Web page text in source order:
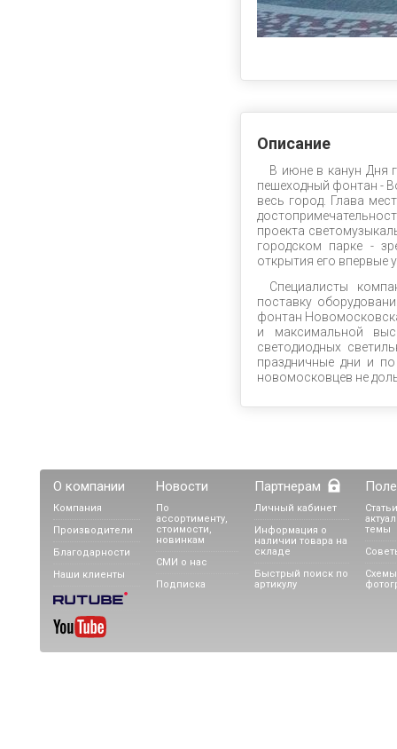
Описание
В июне в канун Дня
пешеходный фонтан -
весь город. Глава
проекта
городском парке -
открытия его впервые
Специалисты
поставку
фонтан
и максимальной
светодиодных
праздничные дни и
новомосковцев не
О компании
Компания
Производители
Благодарности
Наши клиенты
Новости
По
ассортименту,
стоимости,
новинкам
СМИ о нас
Подписка
Партнерам
Личный кабинет
Информация о
наличии товара на
складе
Быстрый поиск по
артикулу
темы